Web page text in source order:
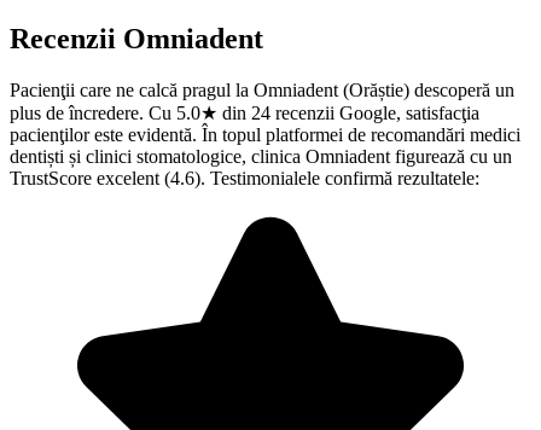
Recenzii Omniadent
Pacienţii care ne calcă pragul la Omniadent (Orăștie) descoperă un
plus de încredere. Cu 5.0★ din 24 recenzii Google, satisfacţia
pacienţilor este evidentă. În topul platformei de recomandări medici
dentiști și clinici stomatologice, clinica Omniadent figurează cu un
TrustScore excelent (4.6). Testimonialele confirmă rezultatele: